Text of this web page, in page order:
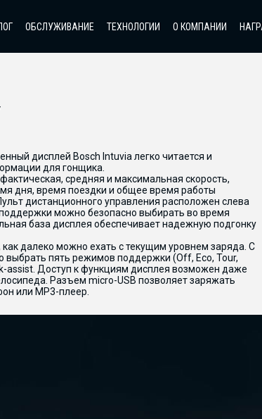
ОБСЛУЖИВАНИЕ ТЕХНОЛОГИИ О КОМПАНИИ
дисплей Bosch Intuvia легко читается и
для гонщика.
средняя и максимальная скорость,
дня, время поездки и общее время работы
дистанционного управления расположен слева
можно безопасно выбирать во время
база дисплея обеспечивает надежную подгонку
далеко можно ехать с текущим уровнем заряда. С
выбрать пять режимов поддержки (Off, Eco, Tour,
assist. Доступ к функциям дисплея возможен даже
Разъем micro-USB позволяет заряжать
или MP3-плеер.